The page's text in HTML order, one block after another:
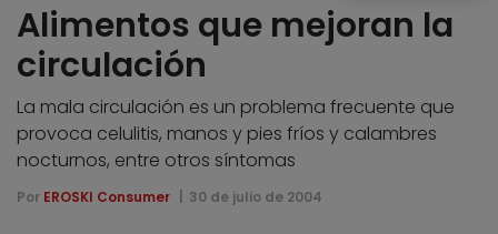
Alimentos que mejoran la
circulación
La mala circulación es un problema frecuente que
provoca celulitis, manos y pies fríos y calambres
nocturnos, entre otros síntomas
Por EROSKI Consumer 30 de julio de 2004